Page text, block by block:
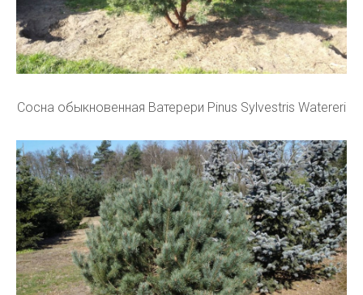
Сосна обыкновенная Ватерери Pinus Sylvestris Watereri